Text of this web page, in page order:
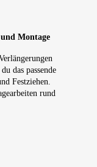
Montage
das passende
Festziehen.
rund